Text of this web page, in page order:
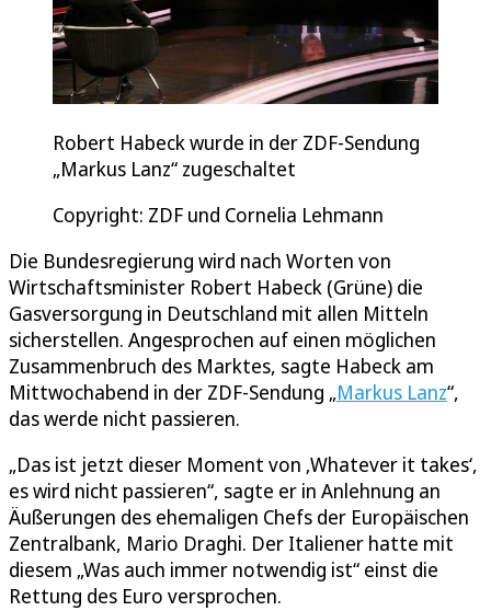
Robert Habeck wurde in der ZDF-Sendung
„Markus Lanz“ zugeschaltet
Copyright: ZDF und Cornelia Lehmann
Die Bundesregierung wird nach Worten von
Wirtschaftsminister Robert Habeck (Grüne) die
Gasversorgung in Deutschland mit allen Mitteln
sicherstellen. Angesprochen auf einen möglichen
Zusammenbruch des Marktes, sagte Habeck am
Mittwochabend in der ZDF-Sendung „Markus Lanz“,
das werde nicht passieren.
„Das ist jetzt dieser Moment von ‚Whatever it takes‘,
es wird nicht passieren“, sagte er in Anlehnung an
Äußerungen des ehemaligen Chefs der Europäischen
Zentralbank, Mario Draghi. Der Italiener hatte mit
diesem „Was auch immer notwendig ist“ einst die
Rettung des Euro versprochen.